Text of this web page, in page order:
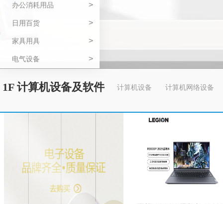
办公消耗用品 >
日用百货 >
家具用具 >
电气设备 >
1F 计算机设备及软件 计算机设备 计算机网络设备